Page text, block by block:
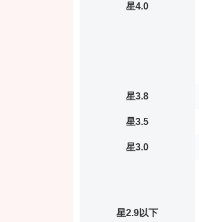
星4.0
星3.8
星3.5
星3.0
星2.9以下